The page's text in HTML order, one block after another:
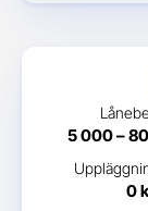
5 000 –
0